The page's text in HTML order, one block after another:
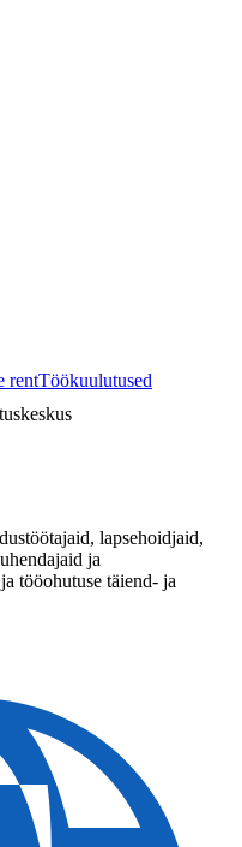
rentTöökuulutused
lapsehoidjaid,
ja
tööohutuse täiend- ja